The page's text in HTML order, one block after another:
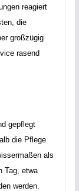
reagiert
die
großzügig
rasend
gepflegt
die Pflege
als
Tag, etwa
werden.